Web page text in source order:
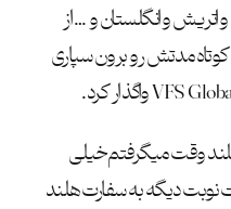
و انگلستان و … از
ویزای کوتاه مدتش رو برون سپاری
واگذار کرد.
هلند وقت میگرفتم خیلی
نوبت دیگه به سفارت هلند